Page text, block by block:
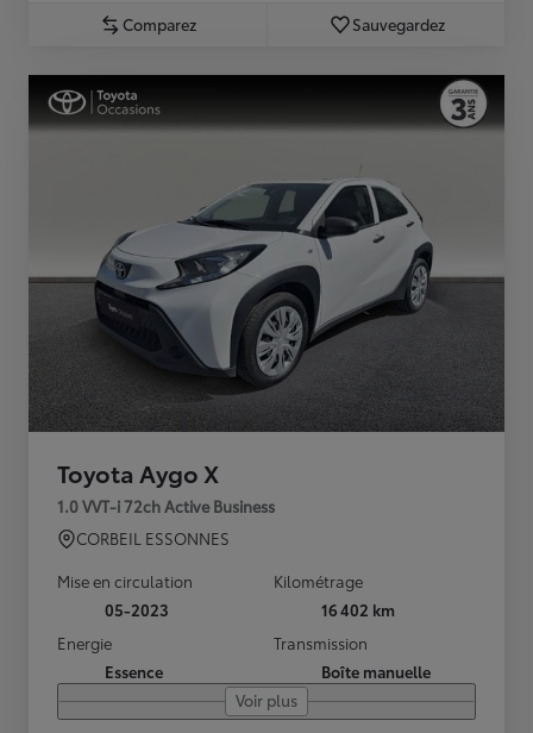
Comparez Sauvegardez
Toyota Aygo X
1.0 VVT-i 72ch Active Business
CORBEIL ESSONNES
Mise en circulation
05-2023
Kilométrage
16 402 km
Energie
Essence
Transmission
Boîte manuelle
Voir plus